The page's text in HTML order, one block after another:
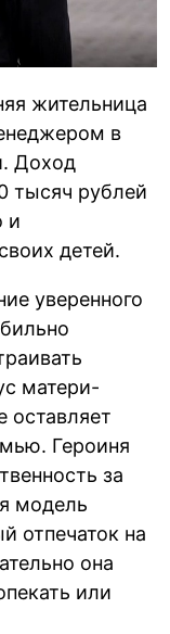
жительница
в
Доход
тысяч рублей
и
детей.
уверенного
матери-
оставляет
Героиня
за
модель
отпечаток на
она
или